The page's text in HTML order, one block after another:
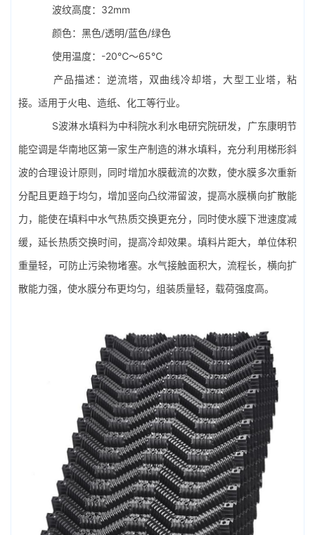
波纹高度：32mm
颜色：黑色/透明/蓝色/绿色
使用温度：-20℃～65℃
产品描述：逆流塔，双曲线冷却塔，大型工业塔，粘
接。适用于火电、造纸、化工等行业。
S波淋水填料为中科院水利水电研究院研发，广东康明节
能空调是华南地区第一家生产制造的淋水填料，充分利用梯形斜
波的合理设计原则，同时增加水膜截流的次数，使水膜多次重新
分配且更趋于均匀，增加竖向凸纹滞留波，提高水膜横向扩散能
力，能使在填料中水气热质交换更充分，同时使水膜下泄速度减
缓，延长热质交换时间，提高冷却效果。填料片距大，单位体积
重量轻，可防止污染物堵塞。水气接触面积大，流程长，横向扩
散能力强，使水膜分布更均匀，组装质量轻，载荷强度高。